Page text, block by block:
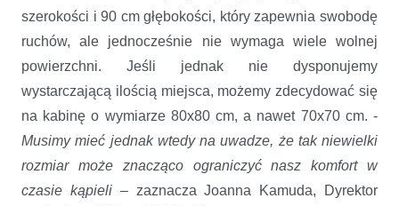
szerokości i 90 cm głębokości, który zapewnia swobodę
ruchów, ale jednocześnie nie wymaga wiele wolnej
powierzchni. Jeśli jednak nie dysponujemy
wystarczającą ilością miejsca, możemy zdecydować się
na kabinę o wymiarze 80x80 cm, a nawet 70x70 cm. -
Musimy mieć jednak wtedy na uwadze, że tak niewielki
rozmiar może znacząco ograniczyć nasz komfort w
czasie kąpieli – zaznacza Joanna Kamuda, Dyrektor